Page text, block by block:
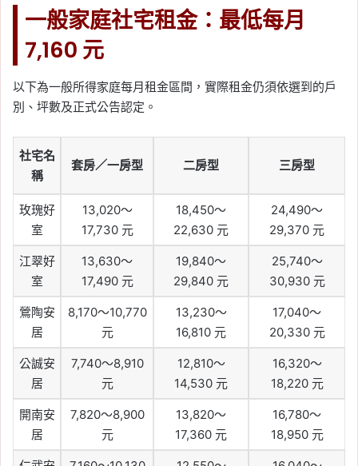
一般家庭社宅租金：最低每月
7,160 元
以下為一般所得家庭每月租金區間，實際租金仍須依選到的戶
別、坪數及正式公告認定。
社宅名
稱
套房／一房型 二房型 三房型
玫瑰好
室
13,020～
17,730 元
18,450～
22,630 元
24,490～
29,370 元
江翠好
室
13,630～
17,490 元
19,840～
29,840 元
25,740～
30,930 元
鶯陶安
居
8,170～10,770
元
13,230～
16,810 元
17,040～
20,330 元
公誠安
居
7,740～8,910
元
12,810～
14,530 元
16,320～
18,220 元
開南安
居
7,820～8,900
元
13,820～
17,360 元
16,780～
18,950 元